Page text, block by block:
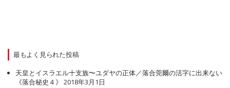
最もよく見られた投稿
天皇とイスラエル十支族〜ユダヤの正体／落合莞爾の活字に出来ない
《落合秘史４》 2018年3月1日